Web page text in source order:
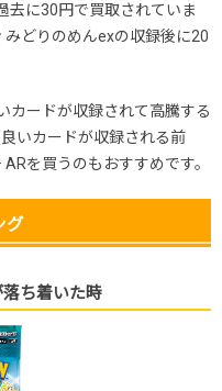
去に30円で買取されていま
どりのめんexの収録後に20
カードが収録されて高騰する
いカードが収録される前
を買うのもおすすめです。
グ
落ち着いた時